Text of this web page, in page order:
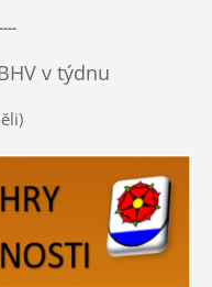
v týdnu